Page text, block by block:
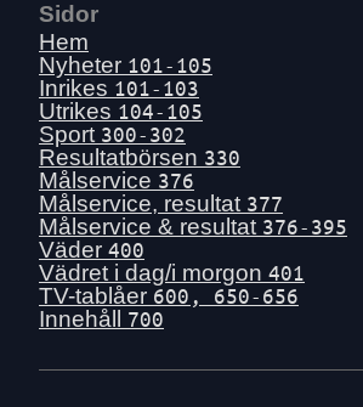
Sön 5 juli
Lör 4 juli
Fre 3 juli
Tors 2 juli
Ons 1 juli
Tis 30 juni
Mån 29 juni
Sön 28 juni
Lör 27 juni
Fre 26 juni
Tors 25 juni
Sidor
Hem
Nyheter 101-105
Inrikes 101-103
Utrikes 104-105
Sport 300-302
Resultatbörsen 330
Målservice 376
Målservice, resultat 377
Målservice & resultat 376-395
Väder 400
Vädret i dag/i morgon 401
TV-tablåer 600, 650-656
Innehåll 700